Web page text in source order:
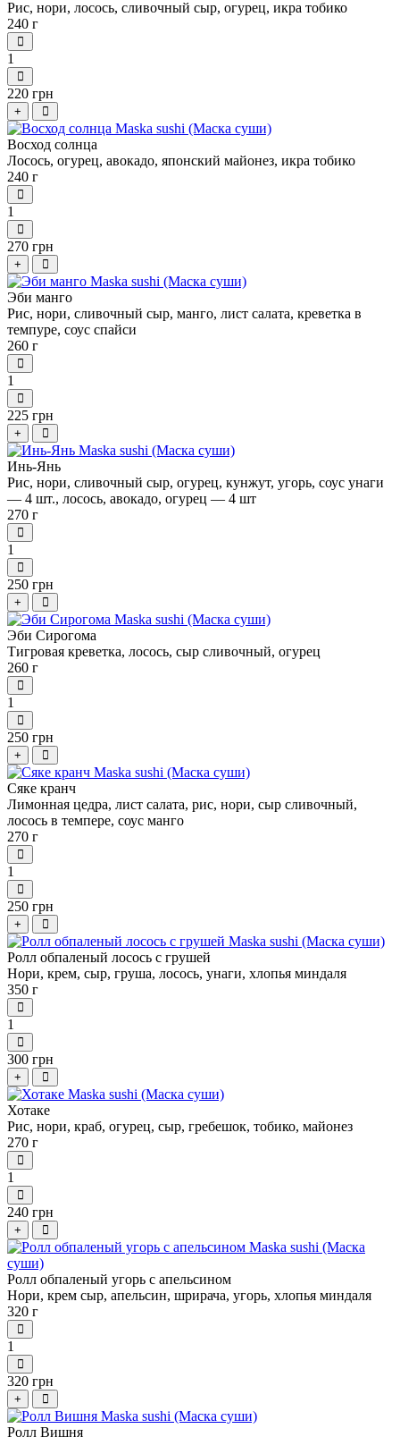
Рис, нори, лосось, сливочный сыр, огурец, икра тобико
240 г
1
220 грн
+
Восход солнца
Лосось, огурец, авокадо, японский майонез, икра тобико
240 г
1
270 грн
+
Эби манго
Рис, нори, сливочный сыр, манго, лист салата, креветка в
темпуре, соус спайси
260 г
1
225 грн
+
Инь-Янь
Рис, нори, сливочный сыр, огурец, кунжут, угорь, соус унаги
— 4 шт., лосось, авокадо, огурец — 4 шт
270 г
1
250 грн
+
Эби Сирогома
Тигровая креветка, лосось, сыр сливочный, огурец
260 г
1
250 грн
+
Сяке кранч
Лимонная цедра, лист салата, рис, нори, сыр сливочный,
лосось в темпере, соус манго
270 г
1
250 грн
+
Ролл обпаленый лосось с грушей
Нори, крем, сыр, груша, лосось, унаги, хлопья миндаля
350 г
1
300 грн
+
Хотаке
Рис, нори, краб, огурец, сыр, гребешок, тобико, майонез
270 г
1
240 грн
+
Ролл обпаленый угорь с апельсином
Нори, крем сыр, апельсин, шрирача, угорь, хлопья миндаля
320 г
1
320 грн
+
Ролл Вишня